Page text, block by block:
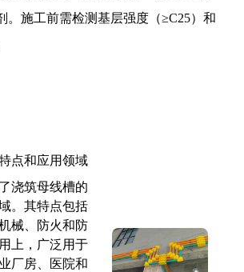
。施工前需检测基层强度（≥C25）和
点和应用领域
浇筑母线槽的
。其特点包括
械、防火和防
上，广泛用于
厂房、医院和